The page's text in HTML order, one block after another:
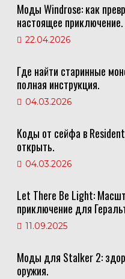
Моды Windrose: как
настоящее приключение.
22.04.2026
Где найти старинные
полная инструкция.
04.03.2026
Коды от сейфа в
открыть.
04.03.2026
Let There Be Light:
приключение для
11.09.2025
Моды для Stalker 2:
оружия.